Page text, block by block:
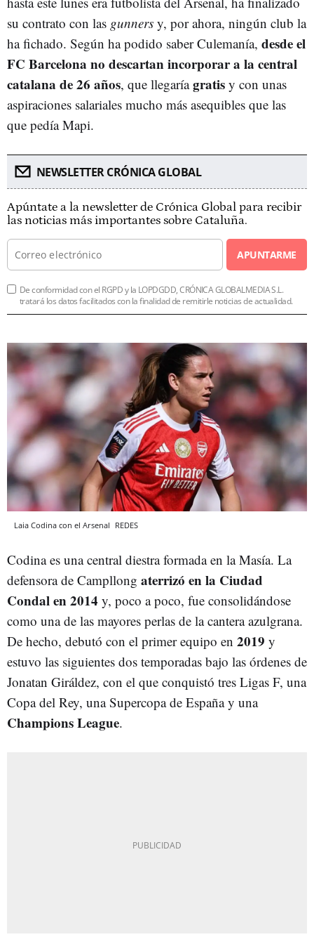
su contrato con las gunners y, por ahora, ningún club la
ha fichado. Según ha podido saber Culemanía, desde el
FC Barcelona no descartan incorporar a la central
catalana de 26 años, que llegaríagratis y con unas
aspiraciones salariales mucho más asequibles que las
que pedía Mapi.
NEWSLETTER CRÓNICA GLOBAL
Apúntate a la newsletter de Crónica Global para recibir
las noticias más importantes sobre Cataluña.
APUNTARME
De conformidad con el RGPD y la LOPDGDD, CRÓNICA GLOBALMEDIA S.L.
tratará los datos facilitados con la finalidad de remitirle noticias de actualidad.
Laia Codina con el Arsenal REDES
Codina es una central diestra formada en la Masía. La
defensora de Campllong aterrizó en la Ciudad
Condal en 2014 y, poco a poco, fue consolidándose
como una de las mayores perlas de la cantera azulgrana.
De hecho, debutó con el primer equipo en 2019 y
estuvo las siguientes dos temporadas bajo las órdenes de
Jonatan Giráldez, con el que conquistó tres Ligas F, una
Copa del Rey, una Supercopa de España y una
Champions League.